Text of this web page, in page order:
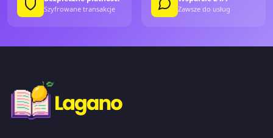
Szyfrowane transakcje Zawsze do usług